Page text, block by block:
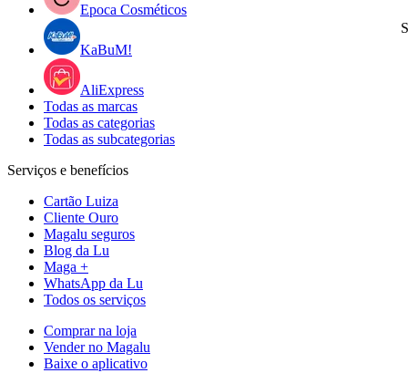
Epoca Cosméticos
KaBuM!
AliExpress
Todas as marcas
Todas as categorias
Todas as subcategorias
Serviços e benefícios
Cartão Luiza
Cliente Ouro
Magalu seguros
Blog da Lu
Maga +
WhatsApp da Lu
Todos os serviços
Comprar na loja
Vender no Magalu
Baixe o aplicativo